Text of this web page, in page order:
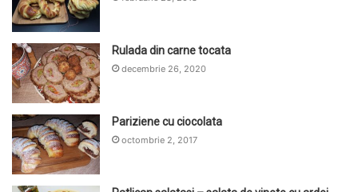
Rulada din carne tocata
decembrie 26, 2020
Pariziene cu ciocolata
octombrie 2, 2017